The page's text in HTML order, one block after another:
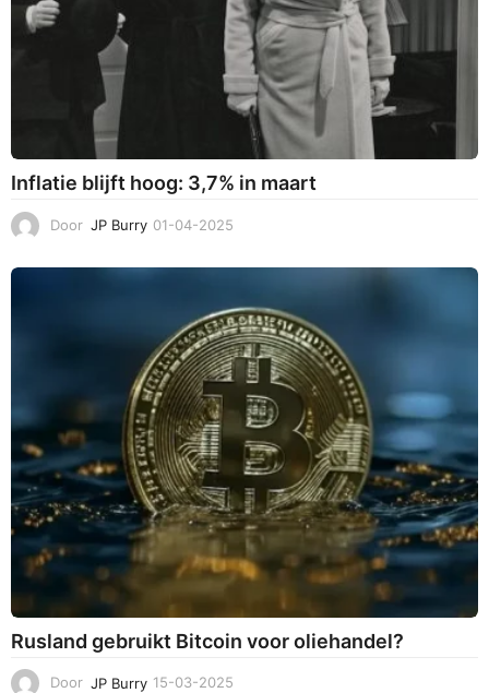
Inflatie blijft hoog: 3,7% in maart
Door JP Burry 01-04-2025
-
4
-
2
0
Rusland gebruikt Bitcoin voor oliehandel?
Door JP Burry 15-03-2025